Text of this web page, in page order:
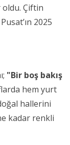
oldu. Çiftin
2025
"Bir boş bakış
hem yurt
hallerini
kadar renkli